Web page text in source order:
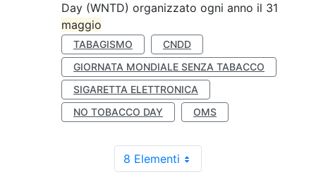
Day (WNTD) organizzato ogni anno il 31
maggio
TABAGISMO
CNDD
GIORNATA MONDIALE SENZA TABACCO
SIGARETTA ELETTRONICA
NO TOBACCO DAY
OMS
8 Elementi